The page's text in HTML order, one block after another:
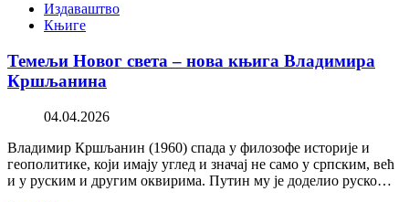
Издаваштво
Књиге
Темељи Новог света – нова књига Владимира
Кршљанина
04.04.2026
Владимир Кршљанин (1960) спада у филозофе историје и
геополитике, који имају углед и значај не само у српским, већ
и у руским и другим оквирима. Путин му је доделио руско…